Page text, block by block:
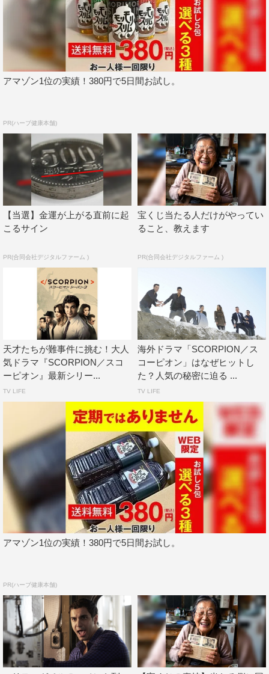
また、収録エピソードを尋ねられ、「常にチームワーク
を発揮しています！」と田村は自信満々。原田は「別撮り
が少ないので、限られた数のマイクと僕らでマイクワーク
をうまくやるとかね」と収録秘話を明かし、深くうなずく
キャスト一同。さらに、杉田が「自分でも映画やドラマを
りません。ですので、吹替版には大変助かっています」と
しみじみ語り、福田も「ゲスト声優さんの方々が豪華で
す。そういうところに着目するという楽しみ方もありま
す」と吹替版ならではの見どころを紹介するなど、スコー
ピオンさながらの抜群のチームワークを感じさせるひと幕
も見られた。
最後に谷は「この作品には、猟奇的なもの、エロいもの
のになっています。途中からご覧になってもいけます！」
とPRし、キャスト、取材陣を笑わせた。
『SCORPION／スコーピオン シーズン３』
海外ドラマ専門チャンネル スーパー！ドラマTV
7月25日（火）後10・00より独占日本初放送スタート
【二か国語版】毎週火曜 後10・00ほか
【字幕版】毎週火曜 深0・00ほか
公式ホームページ：www.superdramatv.com/line/scorpion
©MMXVII CBS Broadcasting, Inc. All Rights Reserved.
杉田智和
アマゾン1位の実績！380円で5日間お試し。
PR(ハーブ健康本舗)
【当選】金運が上がる直前に起
こるサイン
PR(合同会社デジタルファーム )
宝くじ当たる人だけがやってい
ること、教えます
PR(合同会社デジタルファーム )
天才たちが難事件に挑む！大人
気ドラマ『SCORPION／スコ
ーピオン』最新シリー...
TV LIFE
海外ドラマ「SCORPION／ス
コーピオン」はなぜヒットし
た？人気の秘密に迫る ...
TV LIFE
アマゾン1位の実績！380円で5日間お試し。
PR(ハーブ健康本舗)